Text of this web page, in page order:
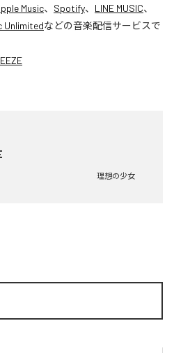
Music、 Spotify、 LINE MUSIC、
Unlimitedなどの音楽配信サービスで
理想の少女